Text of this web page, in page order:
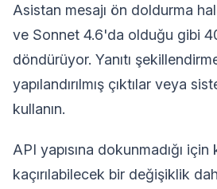
Asistan mesajı ön doldurma
ve Sonnet 4.6'da olduğu gibi
döndürüyor. Yanıtı
yapılandırılmış çıktılar veya
kullanın.
API yapısına dokunmadığı
kaçırılabilecek bir değişiklik